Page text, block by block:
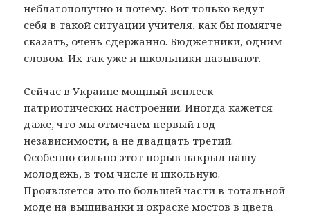
неблагополучно и почему. Вот только ведут
себя в такой ситуации учителя, как бы помягче
сказать, очень сдержанно. Бюджетники, одним
словом. Их так уже и школьники называют.
Сейчас в Украине мощный всплеск
патриотических настроений. Иногда кажется
даже, что мы отмечаем первый год
независимости, а не двадцать третий.
Особенно сильно этот порыв накрыл нашу
молодежь, в том числе и школьную.
Проявляется это по большей части в тотальной
моде на вышиванки и окраске мостов в цвета